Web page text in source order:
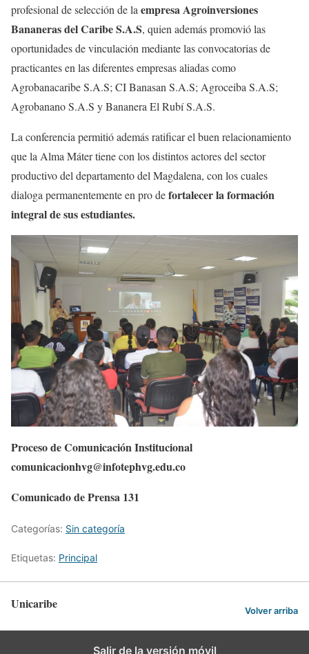
profesional de selección de la empresa Agroinversiones
Bananeras del Caribe S.A.S, quien además promovió las
oportunidades de vinculación mediante las convocatorias de
practicantes en las diferentes empresas aliadas como
Agrobanacaribe S.A.S; CI Banasan S.A.S; Agroceiba S.A.S;
Agrobanano S.A.S y Bananera El Rubí S.A.S.
La conferencia permitió además ratificar el buen relacionamiento
que la Alma Máter tiene con los distintos actores del sector
productivo del departamento del Magdalena, con los cuales
dialoga permanentemente en pro defortalecer la formación
integral de sus estudiantes.
Proceso de Comunicación Institucional
comunicacionhvg@infotephvg.edu.co
Comunicado de Prensa 131
Categorías: Sin categoría
Etiquetas: Principal
Unicaribe Volver arriba
Salir de la versión móvil